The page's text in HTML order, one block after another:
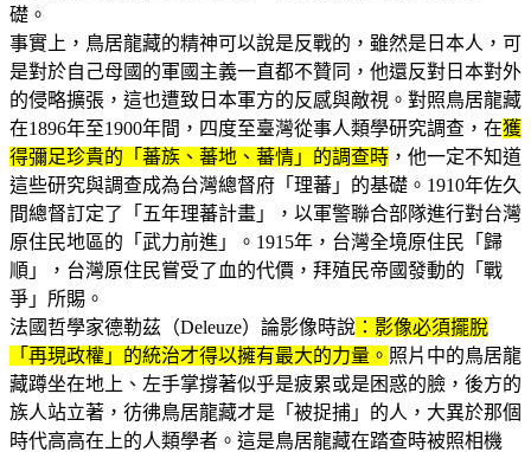
礎。
事實上，鳥居龍藏的精神可以說是反戰的，雖然是日本人，可
是對於自己母國的軍國主義一直都不贊同，他還反對日本對外
的侵略擴張，這也遭致日本軍方的反感與敵視。對照鳥居龍藏
在1896年至1900年間，四度至臺灣從事人類學研究調查，在獲
得彌足珍貴的「蕃族、蕃地、蕃情」的調查時 ，他一定不知道
這些研究與調查成為台灣總督府「理蕃」的基礎。1910年佐久
間總督訂定了「五年理蕃計畫」，以軍警聯合部隊進行對台灣
原住民地區的「武力前進」。1915年，台灣全境原住民「歸
順」，台灣原住民嘗受了血的代價，拜殖民帝國發動的「戰
爭」所賜。
法國哲學家德勒茲（Deleuze）論影像時說 ：影像必須擺脫
「再現政權」的統治才得以擁有最大的力量。 照片中的鳥居龍
藏蹲坐在地上、左手掌撐著似乎是疲累或是困惑的臉，後方的
族人站立著，彷彿鳥居龍藏才是「被捉捕」的人，大異於那個
時代高高在上的人類學者。這是鳥居龍藏在踏查時被照相機